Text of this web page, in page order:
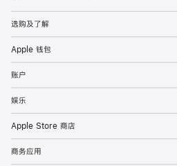
选购及了解
Apple 钱包
账户
娱乐
Apple Store 商店
商务应用